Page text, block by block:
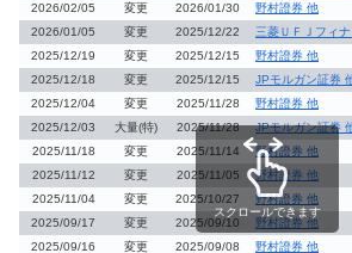
2026/02/05
変更 2026/01/30
野村證券 他
2026/01/05
変更 2025/12/22
三菱ＵＦＪフィ
2025/12/19
変更 2025/12/15
野村證券 他
2025/12/18
変更 2025/12/15
JPモルガン証券
2025/12/04
変更 2025/11/28
野村證券 他
2025/12/03
大量(特) 2025/11/28
JPモルガン証券
2025/11/18
変更 2025/11/14
野村證券 他
2025/11/12
変更 2025/11/05
野村證券 他
2025/11/04
変更 2025/10/27
野村證券 他
2025/09/17
変更 2025/09/10
野村證券 他
2025/09/16
変更 2025/09/08 野村證券 他
スクロールできます